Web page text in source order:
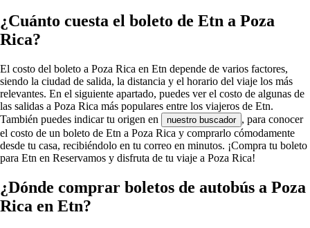
¿Cuánto cuesta el boleto de Etn a Poza
Rica?
El costo del boleto a Poza Rica en Etn depende de varios factores,
siendo la ciudad de salida, la distancia y el horario del viaje los más
relevantes. En el siguiente apartado, puedes ver el costo de algunas de
las salidas a Poza Rica más populares entre los viajeros de Etn.
También puedes indicar tu origen en
nuestro buscador , para conocer
el costo de un boleto de Etn a Poza Rica y comprarlo cómodamente
desde tu casa, recibiéndolo en tu correo en minutos. ¡Compra tu boleto
para Etn en Reservamos y disfruta de tu viaje a Poza Rica!
¿Dónde comprar boletos de autobús a Poza
Rica en Etn?